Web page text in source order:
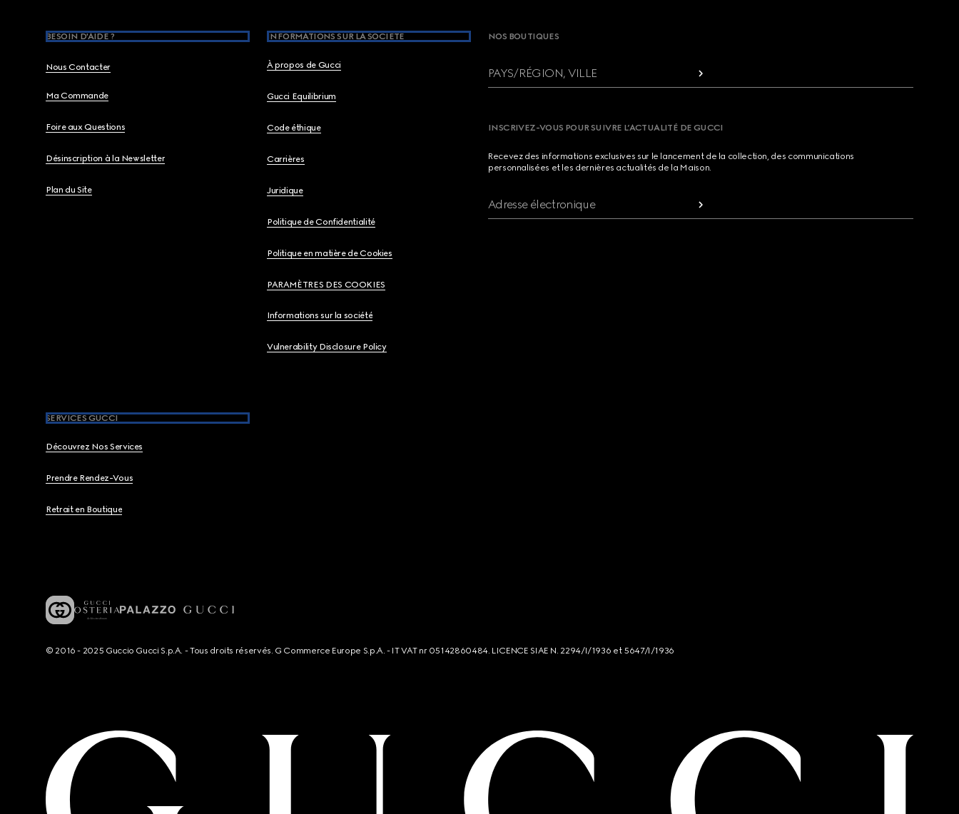
BESOIN D'AIDE ?
Nous Contacter
Ma Commande
Foire aux Questions
Désinscription à la Newsletter
Plan du Site
INFORMATIONS SUR LA SOCIETE
À propos de Gucci
Gucci Equilibrium
Code éthique
Carrières
Juridique
Politique de Confidentialité
Politique en matière de Cookies
PARAMÈTRES DES COOKIES
Informations sur la société
Vulnerability Disclosure Policy
SERVICES GUCCI
Découvrez Nos Services
Prendre Rendez-Vous
Retrait en Boutique
NOS BOUTIQUES
PAYS/RÉGION, VILLE
INSCRIVEZ-VOUS POUR SUIVRE L’ACTUALITÉ DE GUCCI
Recevez des informations exclusives sur le lancement de la collection, des communications
personnalisées et les dernières actualités de la Maison.
Adresse électronique
© 2016 - 2025 Guccio Gucci S.p.A. - Tous droits réservés. G Commerce Europe S.p.A. - IT VAT nr 05142860484. LICENCE SIAE N. 2294/I/1936 et 5647/I/1936